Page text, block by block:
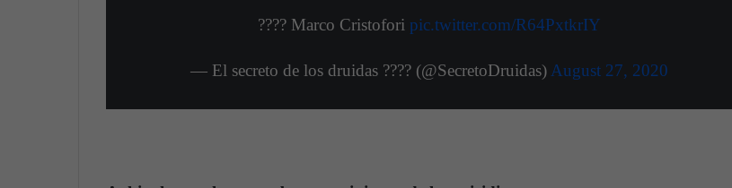
???? Marco Cristofori pic.twitter.com/R64PxtkrIY
— El secreto de los druidas ???? (@SecretoDruidas)August 27, 2020